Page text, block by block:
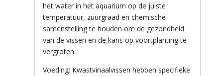
het water in het aquarium op de juiste
temperatuur, zuurgraad en chemische
samenstelling te houden om de gezondheid
van de vissen en de kans op voortplanting te
vergroten.
Voeding: Kwastvinaalvissen hebben specifieke